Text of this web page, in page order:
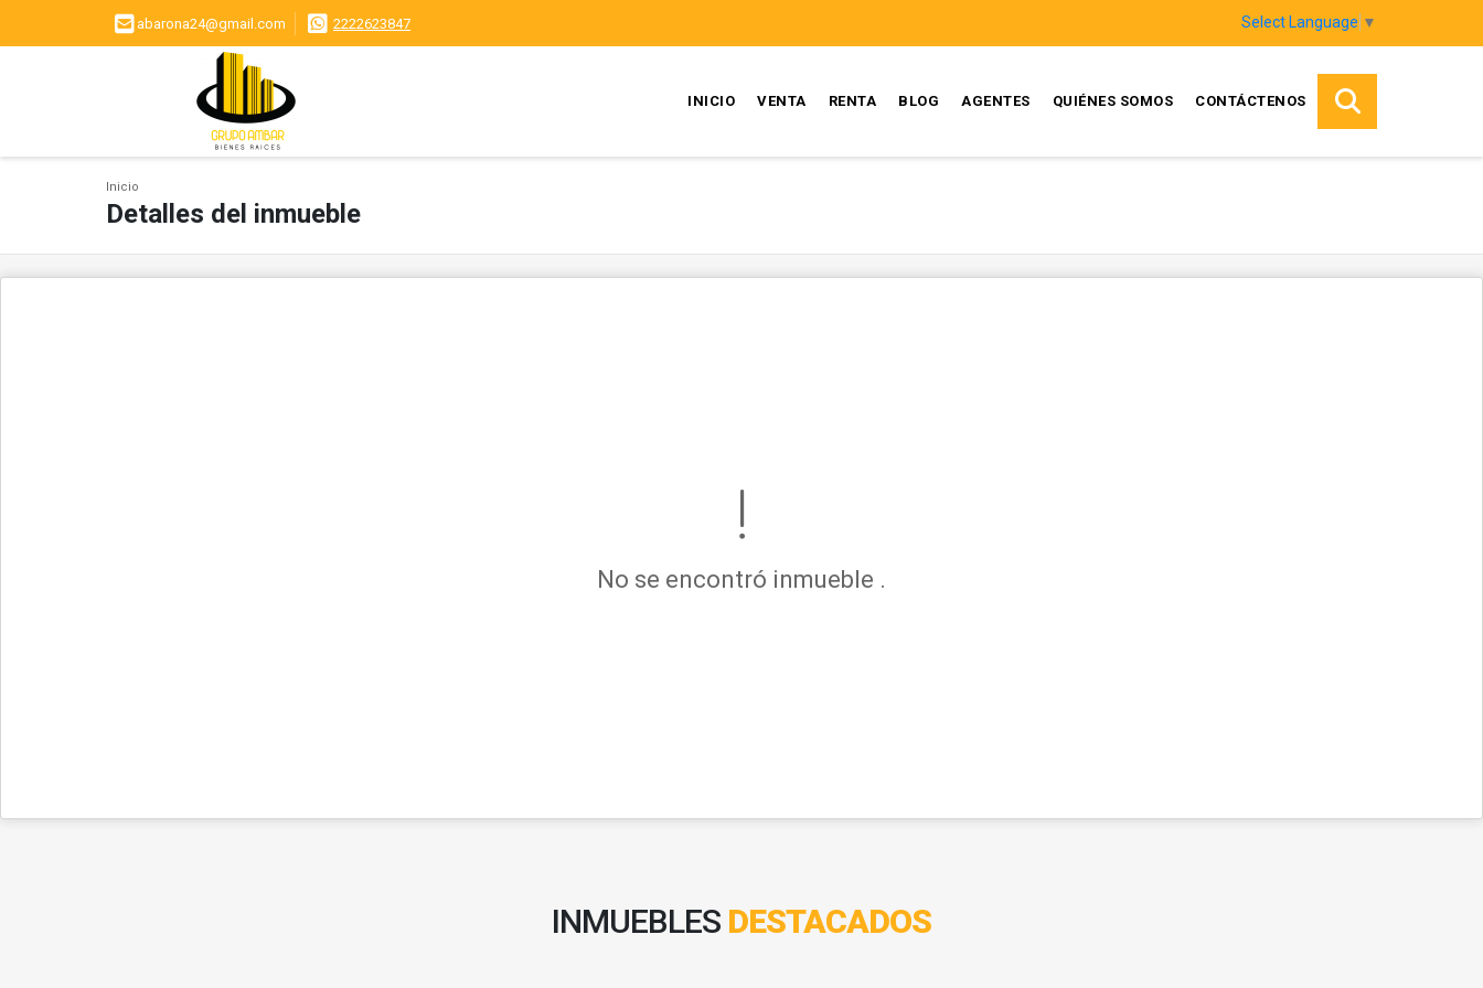
abarona24@gmail.com 2222623847 Select Language ▼
INICIO VENTA RENTA BLOG AGENTES QUIÉNES SOMOS CONTÁCTENOS
Inicio
Detalles del inmueble
No se encontró inmueble .
INMUEBLES DESTACADOS